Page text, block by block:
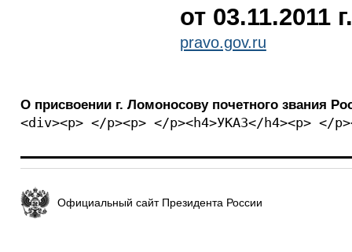
от 03.11.2011
pravo.gov.ru
О присвоении г. Ломоносову почетного звания
<div><p> </p><p> </p><h4>УКАЗ</h4><p> </
Официальный сайт Президента России